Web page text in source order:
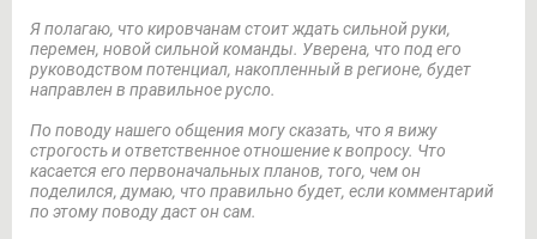
Я полагаю, что кировчанам стоит ждать сильной руки,
перемен, новой сильной команды. Уверена, что под его
руководством потенциал, накопленный в регионе, будет
направлен в правильное русло.
По поводу нашего общения могу сказать, что я вижу
строгость и ответственное отношение к вопросу. Что
касается его первоначальных планов, того, чем он
поделился, думаю, что правильно будет, если комментарий
по этому поводу даст он сам.